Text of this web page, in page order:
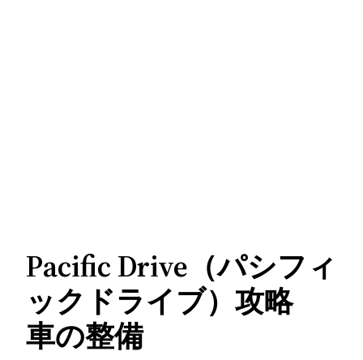
Pacific Drive（パシフィ
ックドライブ）攻略
車の整備